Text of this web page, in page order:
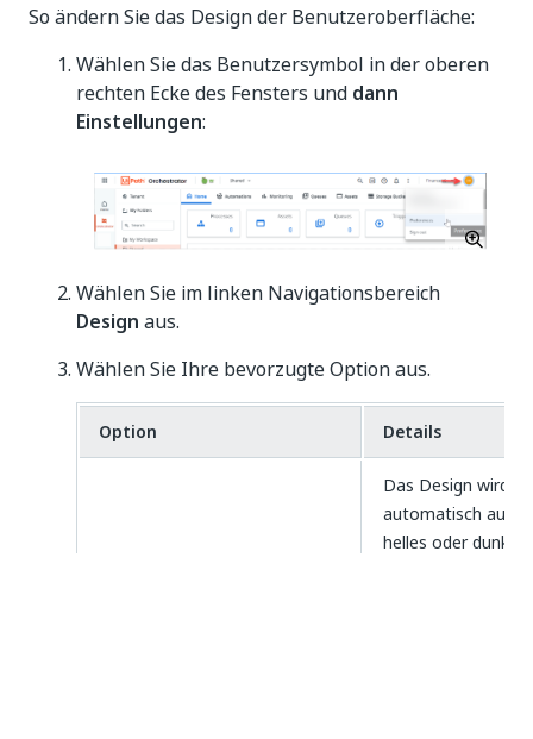
So ändern Sie das Design der Benutzeroberfläche:
Wählen Sie das Benutzersymbol in der oberen
rechten Ecke des Fensters und dann
Einstellungen:
Wählen Sie im linken Navigationsbereich
Design aus.
Wählen Sie Ihre bevorzugte Option aus.
Option Details
Das Design wird
automatisch auf
helles oder dunkles